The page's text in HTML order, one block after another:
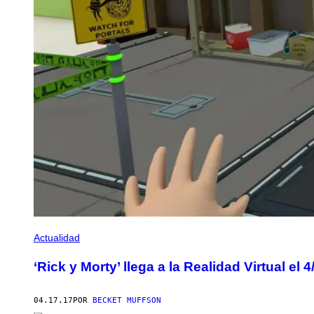
Actualidad
‘Rick y Morty’ llega a la Realidad Virtual el
04.17.17 POR BECKET MUFFSON